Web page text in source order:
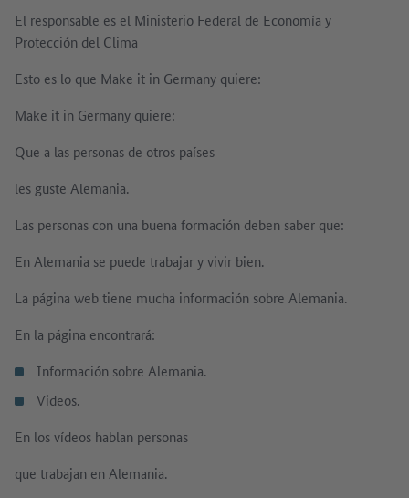
El responsable es el Ministerio Federal de Economía y
Protección del Clima
Esto es lo que Make it in Germany quiere:
Make it in Germany quiere:
Que a las personas de otros países
les guste Alemania.
Las personas con una buena formación deben saber que:
En Alemania se puede trabajar y vivir bien.
La página web tiene mucha información sobre Alemania.
En la página encontrará:
Información sobre Alemania.
Videos.
En los vídeos hablan personas
que trabajan en Alemania.